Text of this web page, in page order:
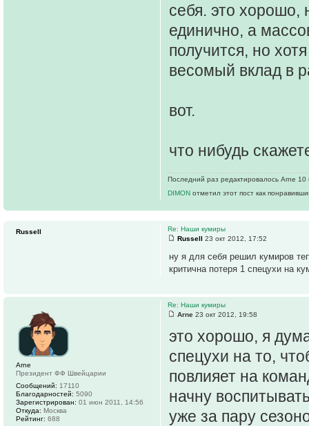
себя. это хорошо,
единично, а
получится, но
весомый вклад в
вот.
что нибудь
Последний раз редактировалось Arne
DIMON отметил этот пост как
Re: Наши кумиры
Russell 23 окт 2012, 17:52
ну я для себя решил кумиров
критична потеря 1 спецухи на
Russell
Re: Наши кумиры
Arne 23 окт 2012, 19:58
это хорошо, я
спецухи на то,
повлияет на
начну
уже за пару
Arne
Президент ФФ Швейцарии
Сообщений: 17110
Благодарностей: 5090
Зарегистрирован: 01 июн 2011, 14:56
Откуда: Москва
Рейтинг: 688